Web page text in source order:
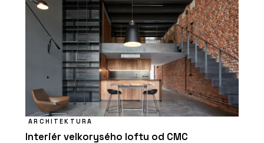
ARCHITEKTURA
Interiér velkorysého loftu od CMC